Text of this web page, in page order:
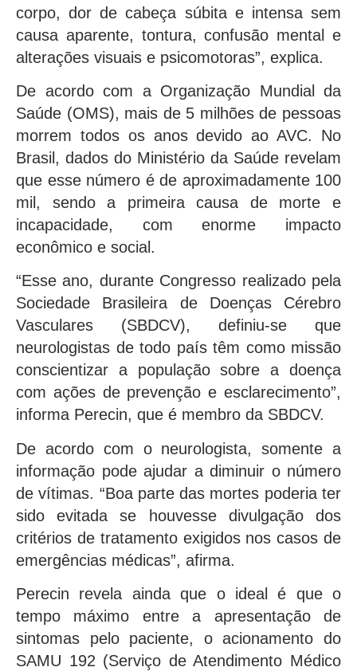
corpo, dor de cabeça súbita e intensa sem
causa aparente, tontura, confusão mental e
alterações visuais e psicomotoras”, explica.
De acordo com a Organização Mundial da
Saúde (OMS), mais de 5 milhões de pessoas
morrem todos os anos devido ao AVC. No
Brasil, dados do Ministério da Saúde revelam
que esse número é de aproximadamente 100
mil, sendo a primeira causa de morte e
incapacidade, com enorme impacto
econômico e social.
“Esse ano, durante Congresso realizado pela
Sociedade Brasileira de Doenças Cérebro
Vasculares (SBDCV), definiu-se que
neurologistas de todo país têm como missão
conscientizar a população sobre a doença
com ações de prevenção e esclarecimento”,
informa Perecin, que é membro da SBDCV.
De acordo com o neurologista, somente a
informação pode ajudar a diminuir o número
de vítimas. “Boa parte das mortes poderia ter
sido evitada se houvesse divulgação dos
critérios de tratamento exigidos nos casos de
emergências médicas”, afirma.
Perecin revela ainda que o ideal é que o
tempo máximo entre a apresentação de
sintomas pelo paciente, o acionamento do
SAMU 192 (Serviço de Atendimento Médico